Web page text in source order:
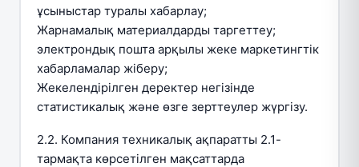
ұсыныстар туралы хабарлау;
Жарнамалық материалдарды таргеттеу;
электрондық пошта арқылы жеке маркетингтік
хабарламалар жіберу;
Жекелендірілген деректер негізінде
статистикалық және өзге зерттеулер жүргізу.
2.2. Компания техникалық ақпаратты 2.1-
тармақта көрсетілген мақсаттарда